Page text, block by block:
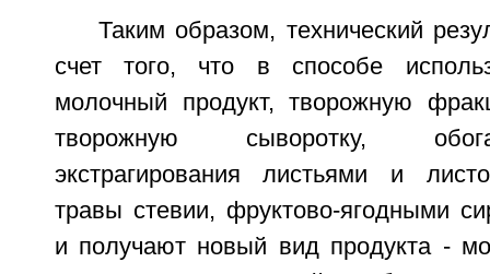
Таким образом, технический
счет того, что в способе
молочный продукт, творожную
творожную сыворотку,
экстрагирования листьями и
травы стевии, фруктово-ягодными
и получают новый вид продукта -